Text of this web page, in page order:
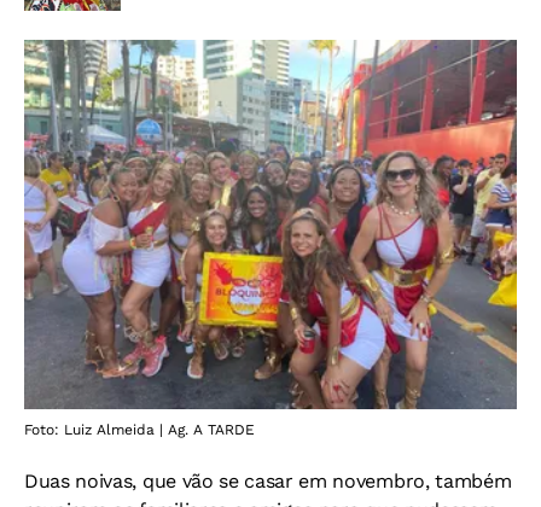
Foto: Luiz Almeida | Ag. A TARDE
Duas noivas, que vão se casar em novembro, também